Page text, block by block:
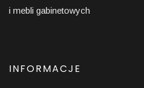
i mebli gabinetowych
INFORMACJE